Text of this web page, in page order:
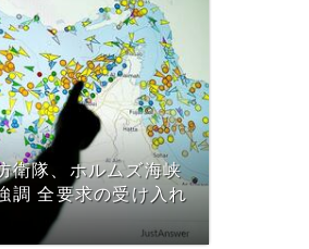
衛隊、ホルムズ海峡
調 全要求の受け入れ